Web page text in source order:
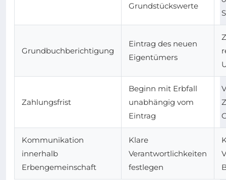
Grundstückswerte
Grundbuchberichtigung
Eintrag des neuen
Eigentümers
Zahlungsfrist
Beginn mit Erbfall
unabhängig vom
Eintrag
Kommunikation
innerhalb
Erbengemeinschaft
Klare
Verantwortlichkeiten
festlegen